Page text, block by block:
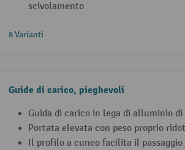
scivolamento
8 Varianti
Guide di carico, pieghevoli
Guida di carico in lega di alluminio
Portata elevata con peso proprio
Il profilo a cuneo facilita il